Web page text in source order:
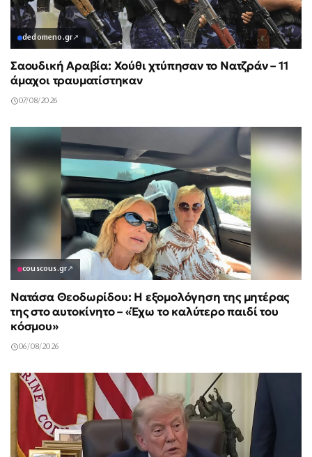
dedomeno.gr↗
Σαουδική Αραβία: Χούθι χτύπησαν το Νατζράν – 11
άμαχοι τραυματίστηκαν
07/08/2026
couscous.gr↗
Νατάσα Θεοδωρίδου: Η εξομολόγηση της μητέρας
της στο αυτοκίνητο – «Έχω το καλύτερο παιδί του
κόσμου»
06/08/2026